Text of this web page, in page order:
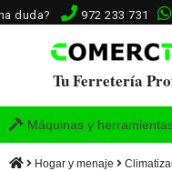
duda? 972 233 731
Tu Ferretería
Máquinas y
Hogar y menaje